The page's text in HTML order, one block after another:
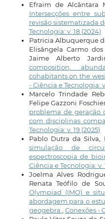
Efraim de Alcântara
Intersecções entre
revisão sistematizada
Tecnologia: v. 18 (2024)
Patricia Albuquerque
Elisângela Carmo
Jaime Alberto
composition,
cohabitants on the
- Ciência e Tecnologia:
Marcelo Trindade
Felipe Gazzoni
problema de geração
com disciplinas
Tecnologia: v. 19 (2025)
Pablo Dutra da Silva,
simulação de
espectroscopia de
Ciência e Tecnologia: v.
Joelma Alves
Renata Teófilo de
Olympiad (IMO) e
abordagem para o
geogebra , Conexões -